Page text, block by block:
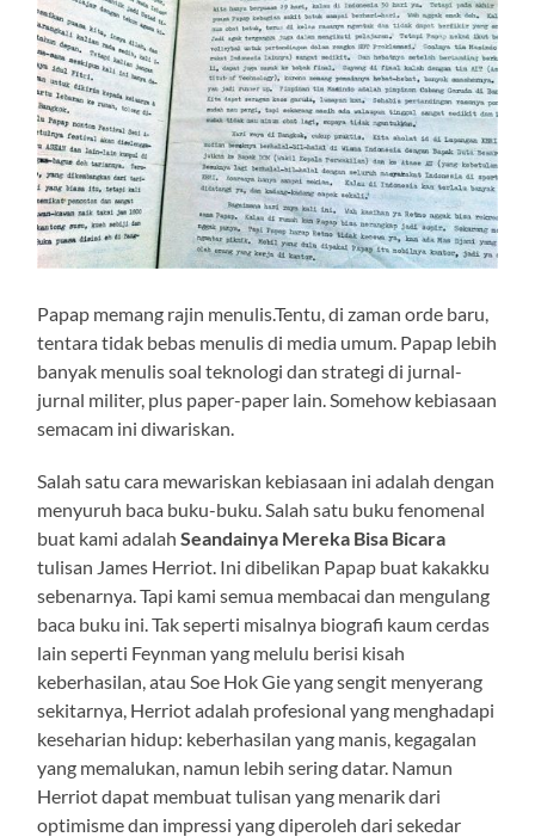
Papap memang rajin menulis.Tentu, di zaman orde baru,
tentara tidak bebas menulis di media umum. Papap lebih
banyak menulis soal teknologi dan strategi di jurnal-
jurnal militer, plus paper-paper lain. Somehow kebiasaan
semacam ini diwariskan.
Salah satu cara mewariskan kebiasaan ini adalah dengan
menyuruh baca buku-buku. Salah satu buku fenomenal
buat kami adalahSeandainya Mereka Bisa Bicara
tulisan James Herriot. Ini dibelikan Papap buat kakakku
sebenarnya. Tapi kami semua membacai dan mengulang
baca buku ini. Tak seperti misalnya biografi kaum cerdas
lain seperti Feynman yang melulu berisi kisah
keberhasilan, atau Soe Hok Gie yang sengit menyerang
sekitarnya, Herriot adalah profesional yang menghadapi
keseharian hidup: keberhasilan yang manis, kegagalan
yang memalukan, namun lebih sering datar. Namun
Herriot dapat membuat tulisan yang menarik dari
optimisme dan impressi yang diperoleh dari sekedar